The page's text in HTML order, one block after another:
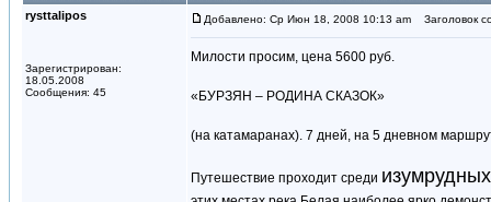
rysttalipos
Зарегистрирован:
18.05.2008
Сообщения: 45
Добавлено: Ср Июн 18, 2008 10:13 am Заголовок
Милости просим, цена 5600 руб.
«БУРЗЯН – РОДИНА СКАЗОК»
(на катамаранах). 7 дней, на 5 дневном
Путешествие проходит среди